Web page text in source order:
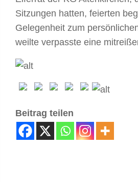
Sitzungen hatten, feierten
Gelegenheit zum
weilte verpasste eine
Beitrag teilen